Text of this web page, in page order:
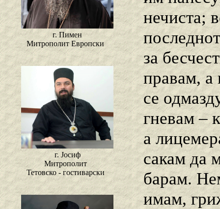
г. Пимен
Митрополит Европски
г. Јосиф
Митрополит
Тетовско - гостиварски
нечиста;
за
правам, а
се
гневам –
а
сакам да
барам.
имам,